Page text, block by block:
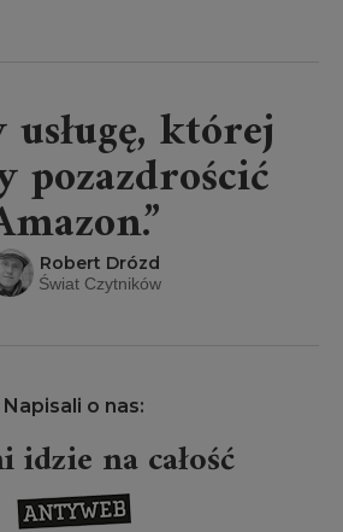
której
pozazdrościć
Robert Drózd
Świat Czytników
Napisali o nas:
idzie na całość